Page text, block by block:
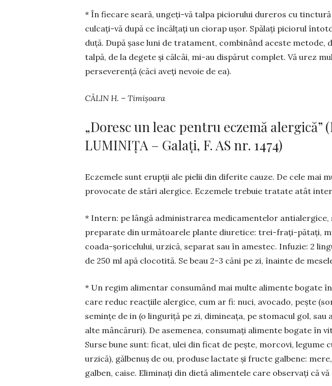
* În fie­care sea­ră, un­­­geți-vă tal­pa pi­cio­rului du­re­ros cu tinc­tură
cul­cați-vă după ce încălțați un cio­rap ușor. Spă­­lați piciorul
du­ță. După șa­se luni de tratament, com­binând aces­te me­tode,
talpă, de la degete și căl­câi, mi-au dis­pă­rut complet. Vă urez
perseverență (căci aveți nevoie de ea).
CĂLIN H. – Timișoara
„Doresc un leac pentru eczemă alergică”
LUMINIȚA – Galați, F. AS nr. 1474)
Eczemele sunt erupții ale pielii din diferite cauze. De cele mai
provocate de stări alergice. Eczemele trebuie tratate atât
* Intern: pe lângă administrarea medicamen­telor antialergice,
preparate din următoarele plante diuretice: trei-frați-pătați,
coada-șoricelului, urzică, sepa­rat sau în amestec. Infuzie: 2
de 250 ml apă clocotită. Se beau 2-3 căni pe zi, înainte de
* Un regim alimentar consumând mai multe ali­men­te bogate în
care reduc reacțiile alergice, cum ar fi: nuci, avocado, pește
semințe de in (o linguriță pe zi, dimineața, pe stomacul gol, sau
alte mân­căruri). De asemenea, consumați ali­men­te bogate în
Surse bune sunt: ficat, ulei din ficat de pește, morcovi, legume
urzică), gălbenuș de ou, produse lactate și fructe galbene:
galben, caise. Eli­minați din dietă alimentele care obser­vați că